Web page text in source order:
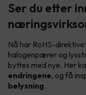
Ser du etter
Nå har RoHS-
halogenpærer og
byttes med nye. Her
endringene, og få
belysning.